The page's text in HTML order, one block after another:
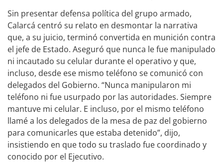
Sin presentar defensa política del grupo armado,
Calarcá centró su relato en desmontar la narrativa
que, a su juicio, terminó convertida en munición contra
el jefe de Estado. Aseguró que nunca le fue manipulado
ni incautado su celular durante el operativo y que,
incluso, desde ese mismo teléfono se comunicó con
delegados del Gobierno. “Nunca manipularon mi
teléfono ni fue usurpado por las autoridades. Siempre
mantuve mi celular. E incluso, por el mismo teléfono
llamé a los delegados de la mesa de paz del gobierno
para comunicarles que estaba detenido”, dijo,
insistiendo en que todo su traslado fue coordinado y
conocido por el Ejecutivo.